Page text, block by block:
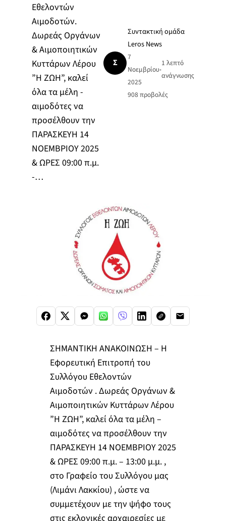
Εθελοντών
Αιμοδοτών.
Δωρεάς Οργάνων
& Αιμοποιητικών
Κυττάρων Λέρου
”Η ΖΩΗ”, καλεί
όλα τα μέλη -
αιμοδότες να
προσέλθουν την
ΠΑΡΑΣΚΕΥΗ 14
ΝΟΕΜΒΡΙΟΥ 2025
& ΩΡΕΣ 09:00 π.μ.
-…
Σ
Συντακτική ομάδα
Leros News
7
Νοεμβρίου
2025
•
1 λεπτό
ανάγνωσης
908 προβολές
ΣΗΜΑΝΤΙΚΗ ΑΝΑΚΟΙΝΩΣΗ – Η
Εφορευτική Επιτροπή του
Συλλόγου Εθελοντών
Αιμοδοτών . Δωρεάς Οργάνων &
Αιμοποιητικών Κυττάρων Λέρου
”Η ΖΩΗ”, καλεί όλα τα μέλη –
αιμοδότες να προσέλθουν την
ΠΑΡΑΣΚΕΥΗ 14 ΝΟΕΜΒΡΙΟΥ 2025
& ΩΡΕΣ 09:00 π.μ. – 13:00 μ.μ. ,
στο Γραφείο του Συλλόγου μας
(Λιμάνι Λακκίου) , ώστε να
συμμετέχουν με την ψήφο τους
στις εκλογικές αρχαιρεσίες με